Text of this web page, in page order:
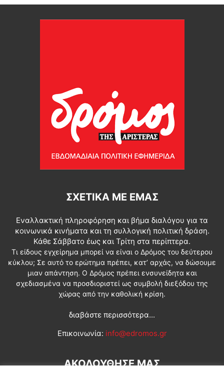
ΣΧΕΤΙΚΆ ΜΕ ΕΜΆΣ
Εναλλακτική πληροφόρηση και βήμα διαλόγου για τα
κοινωνικά κινήματα και τη συλλογική πολιτική δράση.
Κάθε Σάββατο έως και Τρίτη στα περίπτερα.
Τι είδους εγχείρημα μπορεί να είναι ο Δρόμος του δεύτερου
κύκλου; Σε αυτό το ερώτημα πρέπει, κατ’ αρχάς, να δώσουμε
μιαν απάντηση. Ο Δρόμος πρέπει ενσυνείδητα και
σχεδιασμένα να προσδιοριστεί ως συμβολή διεξόδου της
χώρας από την καθολική κρίση.
διαβάστε περισσότερα...
Επικοινωνία: info@edromos.gr
ΑΚΟΛΟΥΘΗΣΕ ΜΑΣ